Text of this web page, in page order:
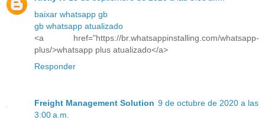
baixar whatsapp gb
gb whatsapp atualizado
<a href="https://br.whatsappinstalling.com/whatsapp-
plus/>whatsapp plus atualizado</a>
Responder
Freight Management Solution 9 de octubre de 2020 a las
3:00 a.m.